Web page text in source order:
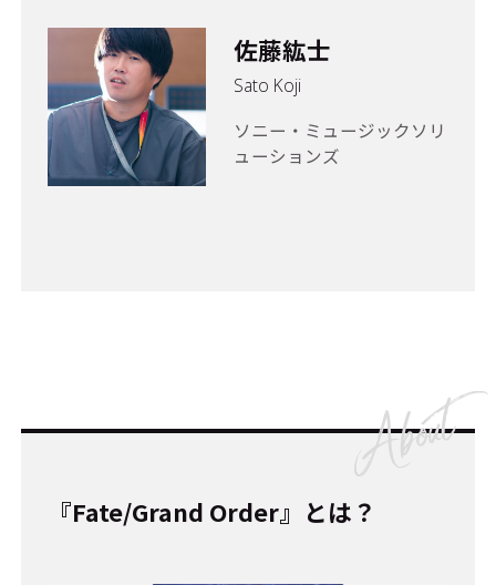
佐藤紘士
Sato Koji
ソニー・ミュージックソリ
ューションズ
『Fate/Grand Order』とは？